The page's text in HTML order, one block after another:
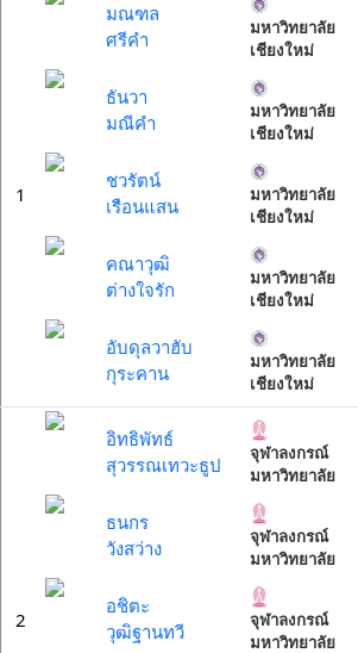
1
มณฑล
ศรีคำ
มหาวิทยาลัย
เชียงใหม่
ธันวา
มณีคำ
มหาวิทยาลัย
เชียงใหม่
ชวรัตน์
เรือนแสน
มหาวิทยาลัย
เชียงใหม่
คณาวุฒิ
ต่างใจรัก
มหาวิทยาลัย
เชียงใหม่
อับดุลวาฮับ
กุระคาน
มหาวิทยาลัย
เชียงใหม่
2
อิทธิพัทธ์
สุวรรณเทวะธูป
จุฬาลงกรณ์
มหาวิทยาลัย
ธนกร
วังสว่าง
จุฬาลงกรณ์
มหาวิทยาลัย
อชิตะ
วุฒิฐานทวี
จุฬาลงกรณ์
มหาวิทยาลัย